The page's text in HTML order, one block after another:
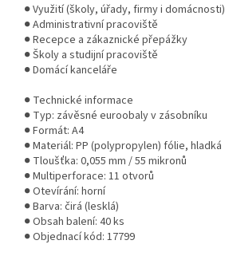
● Využití (školy, úřady, firmy i domácnosti)
● Administrativní pracoviště
● Recepce a zákaznické přepážky
● Školy a studijní pracoviště
● Domácí kanceláře
● Technické informace
● Typ: závěsné euroobaly v zásobníku
● Formát: A4
● Materiál: PP (polypropylen) fólie, hladká
● Tloušťka: 0,055 mm / 55 mikronů
● Multiperforace: 11 otvorů
● Otevírání: horní
● Barva: čirá (lesklá)
● Obsah balení: 40 ks
● Objednací kód: 17799